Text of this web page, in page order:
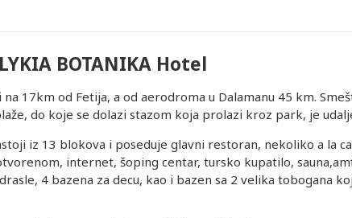
BOTANIKA Hotel
17km od Fetija, a od aerodroma u Dalamanu 45 km.
do koje se dolazi stazom koja prolazi kroz park, je
iz 13 blokova i poseduje glavni restoran, nekoliko a la
internet, šoping centar, tursko kupatilo,
4 bazena za decu, kao i bazen sa 2 velika tobogana